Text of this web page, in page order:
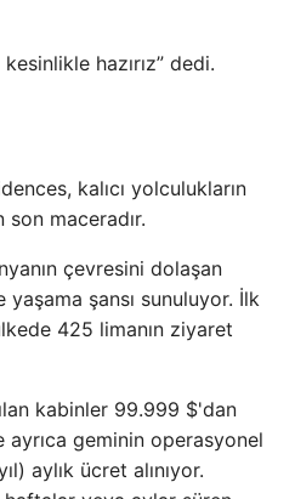
hazırız” dedi.
kalıcı yolculukların
son maceradır.
çevresini dolaşan
şansı sunuluyor. İlk
425 limanın ziyaret
kabinler 99.999 $'dan
geminin operasyonel
aylık ücret alınıyor.